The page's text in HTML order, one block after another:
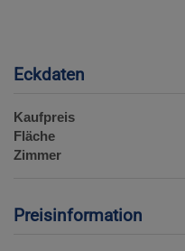
Eckdaten
Kaufpreis
Fläche
Zimmer
Preisinformation